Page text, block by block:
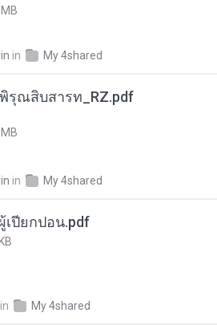
in My 4shared
รุณสิบสารท_RZ.pdf
in My 4shared
เปียกปอน.pdf
in My 4shared